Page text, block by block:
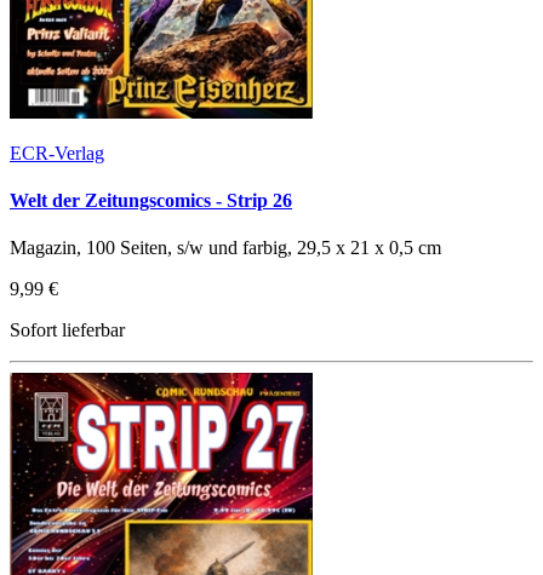
ECR-Verlag
Welt der Zeitungscomics - Strip 26
Magazin, 100 Seiten, s/w und farbig, 29,5 x 21 x 0,5 cm
9,99 €
Sofort lieferbar